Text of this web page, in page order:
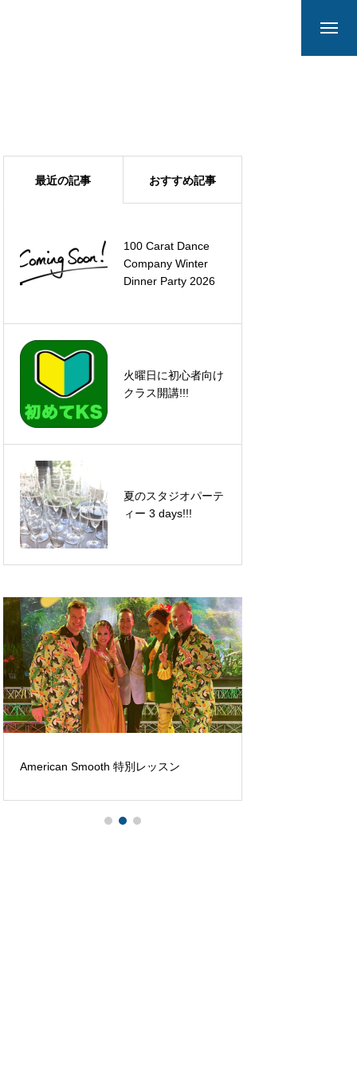
最近の記事 おすすめ記事
100 Carat Dance
Company Winter
Dinner Party 2026
火曜日に初心者向け
クラス開講!!!
夏のスタジオパーテ
ィー 3 days!!!
まだまだ勉強(^^)
宇治芦田組、準優勝
American Smooth 特別レッスン